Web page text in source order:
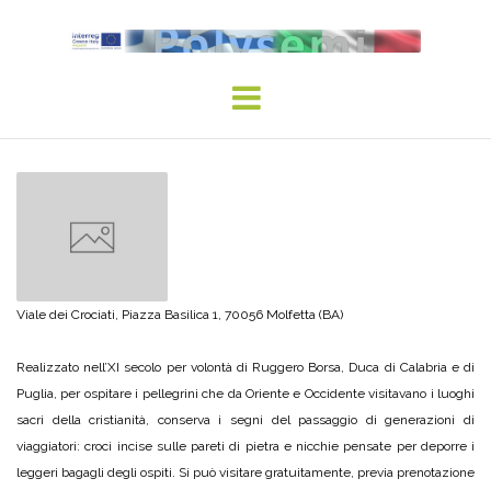
Viale dei Crociati, Piazza Basilica 1, 70056 Molfetta (BA)
Realizzato nell’XI secolo per volontà di Ruggero Borsa, Duca di Calabria e di
Puglia, per ospitare i pellegrini che da Oriente e Occidente visitavano i luoghi
sacri della cristianità, conserva i segni del passaggio di generazioni di
viaggiatori: croci incise sulle pareti di pietra e nicchie pensate per deporre i
leggeri bagagli degli ospiti. Si può visitare gratuitamente, previa prenotazione